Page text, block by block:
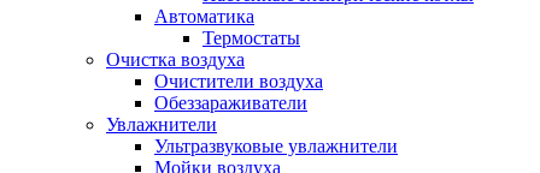
Автоматика
Термостаты
Очистка воздуха
Очистители воздуха
Обеззараживатели
Увлажнители
Ультразвуковые увлажнители
Мойки воздуха